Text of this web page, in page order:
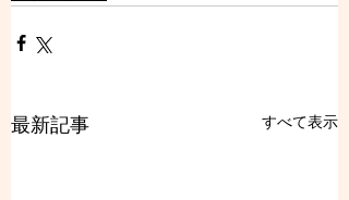
最新記事 すべて表示